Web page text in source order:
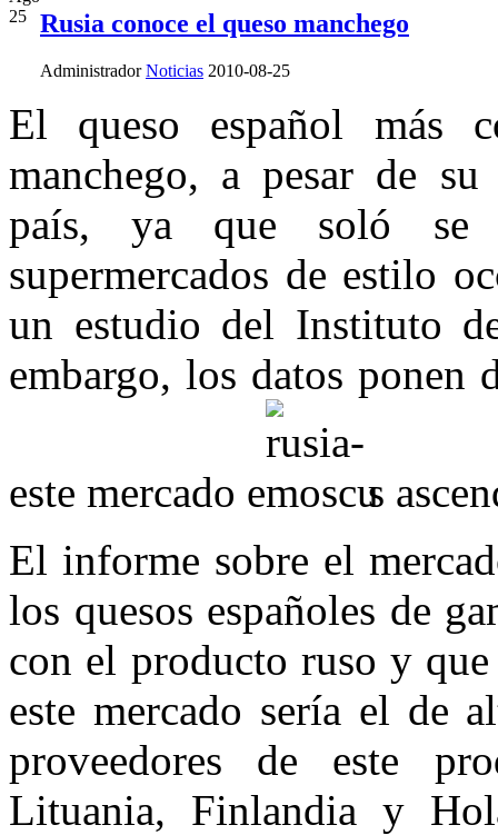
25
Rusia conoce el queso manchego
Administrador Noticias 2010-08-25
El queso español más
manchego, a pesar de su
país, ya que soló se
supermercados de estilo
un estudio del Instituto
embargo, los datos ponen
este mercado e
s
El informe sobre el
los quesos españoles de
con el producto ruso y
este mercado sería el de
proveedores de este
Lituania, Finlandia y